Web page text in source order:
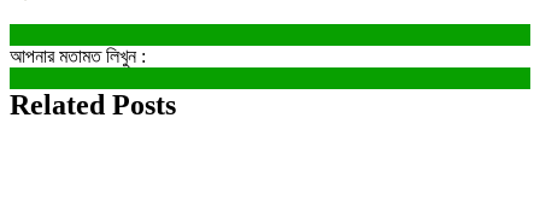
আপনার মতামত লিখুন :
Related Posts